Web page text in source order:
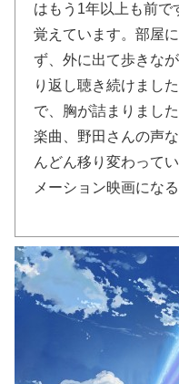
はもう1年以上も前で
覚えています。部屋
ず、外に出て歩きな
り返し聴き続けまし
で、胸が詰まりまし
楽曲、野田さんの声
んどん移り変わって
メーション映画になる